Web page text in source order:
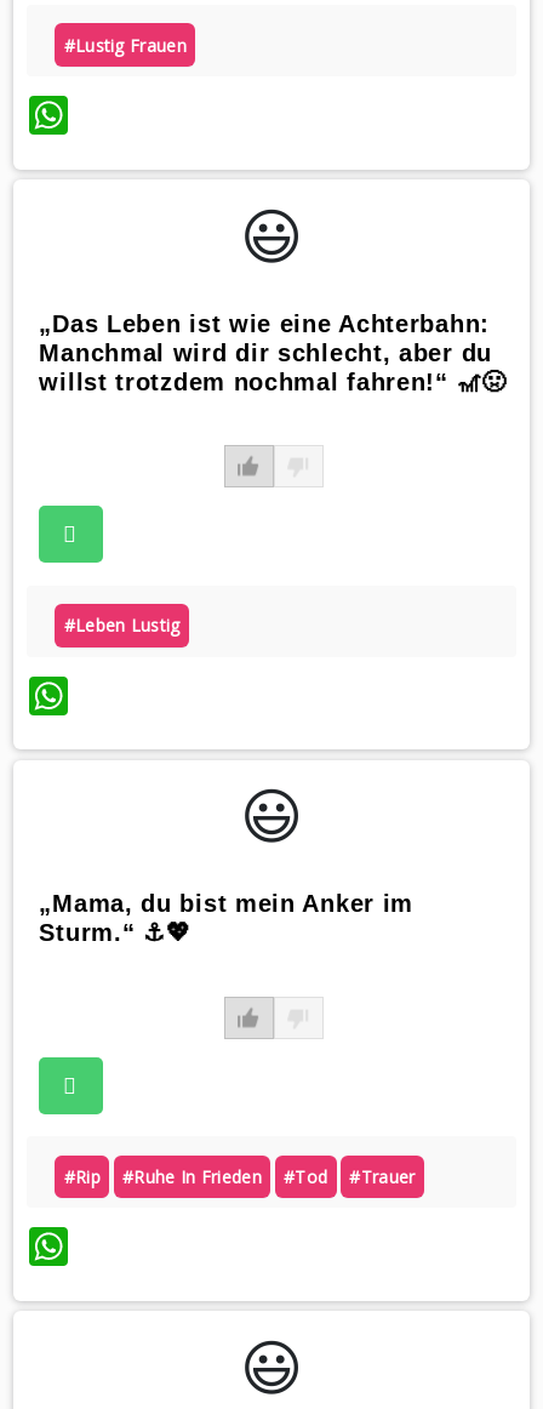
#lustig Frauen
WhatsApp
😃️
„Das Leben ist wie eine Achterbahn:
Manchmal wird dir schlecht, aber du
willst trotzdem nochmal fahren!“ 🎢🤢
#leben Lustig
WhatsApp
😃️
„Mama, du bist mein Anker im
Sturm.“ ⚓️💖
#rip #ruhe In Frieden #tod #trauer
WhatsApp
😃️